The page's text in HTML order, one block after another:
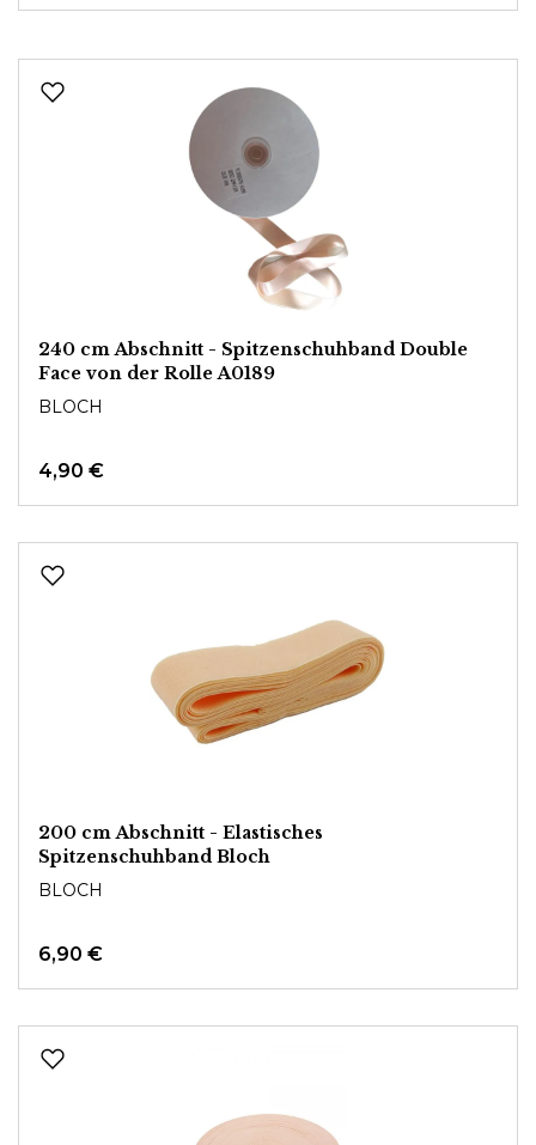
240 cm Abschnitt - Spitzenschuhband Double
Face von der Rolle A0189
BLOCH
4,90 €
200 cm Abschnitt - Elastisches
Spitzenschuhband Bloch
BLOCH
6,90 €